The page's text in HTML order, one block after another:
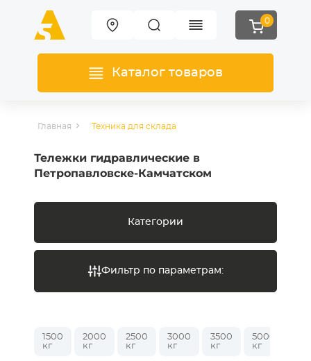
0
Каталог товаров
Главная Техника для склада
Тележки гидравлические в
Петропавловске-Камчатском
Категории
Фильтр по параметрам:
1500
кг
2000
кг
2500
кг
3000
кг
3500
кг
5000
кг